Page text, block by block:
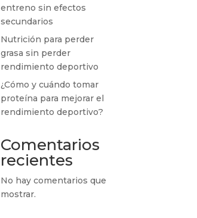
entreno sin efectos
secundarios
Nutrición para perder
grasa sin perder
rendimiento deportivo
¿Cómo y cuándo tomar
proteína para mejorar el
rendimiento deportivo?
Comentarios
recientes
No hay comentarios que
mostrar.